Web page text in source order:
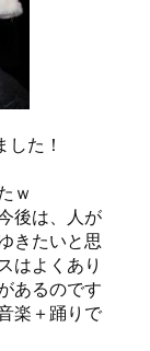
た！
ｗ
後は、人が
きたいと思
はよくあり
あるのです
楽＋踊りで